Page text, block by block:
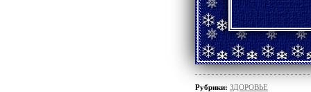
Рубрики: ЗДОРОВЬЕ